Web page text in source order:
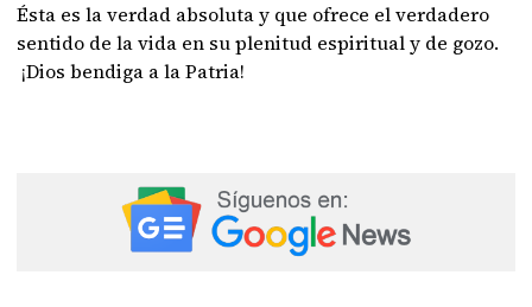
Ésta es la verdad absoluta y que ofrece el verdadero
sentido de la vida en su plenitud espiritual y de gozo.
¡Dios bendiga a la Patria!